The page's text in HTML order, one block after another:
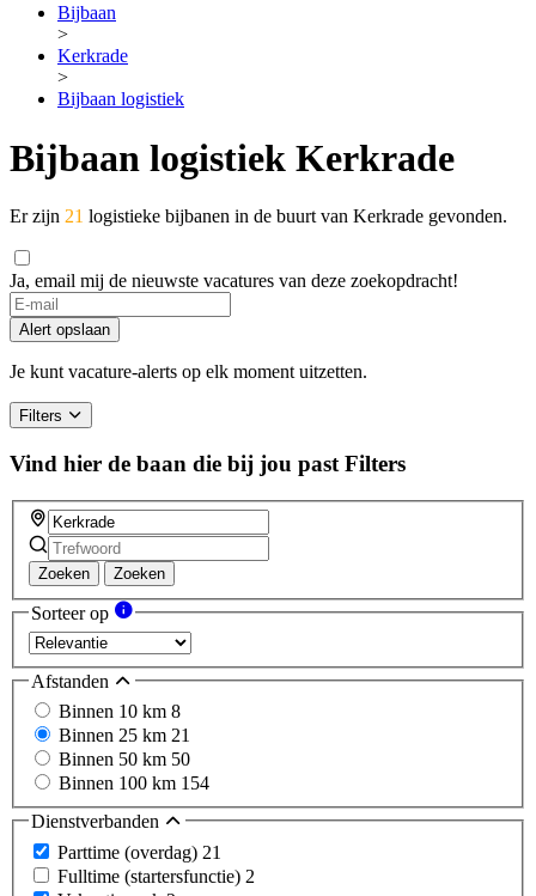
Bijbaan
>
Kerkrade
>
Bijbaan logistiek
Bijbaan logistiek Kerkrade
Er zijn 21 logistieke bijbanen in de buurt van Kerkrade gevonden.
Ja, email mij de nieuwste vacatures van deze zoekopdracht!
Alert opslaan
Je kunt vacature-alerts op elk moment uitzetten.
Filters
Vind hier de baan die bij jou past Filters
Zoeken Zoeken
Sorteer op
Afstanden
Binnen 10 km 8
Binnen 25 km 21
Binnen 50 km 50
Binnen 100 km 154
Dienstverbanden
Parttime (overdag) 21
Fulltime (startersfunctie) 2